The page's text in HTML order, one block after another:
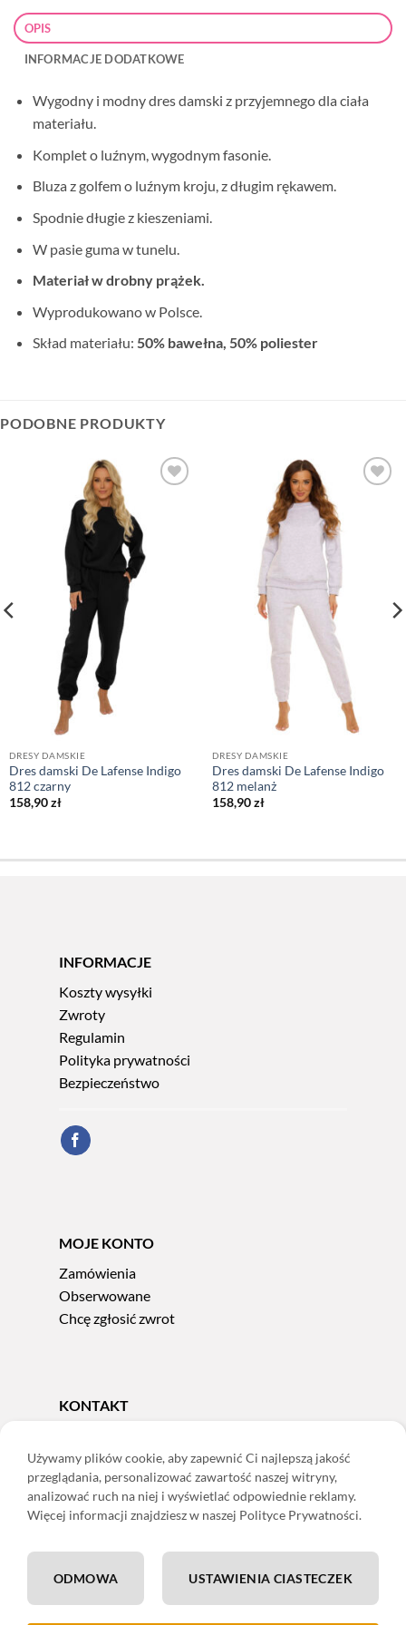
OPIS
INFORMACJE DODATKOWE
Wygodny i modny dres damski z przyjemnego dla ciała
materiału.
Komplet o luźnym, wygodnym fasonie.
Bluza z golfem o luźnym kroju, z długim rękawem.
Spodnie długie z kieszeniami.
W pasie guma w tunelu.
Materiał w drobny prążek.
Wyprodukowano w Polsce.
Skład materiału: 50% bawełna, 50% poliester
PODOBNE PRODUKTY
DRESY DAMSKIE
Dres damski De Lafense Indigo
812 czarny
158,90zł
DRESY DAMSKIE
Dres damski De Lafense Indigo
812 melanż
158,90zł
INFORMACJE
Koszty wysyłki
Zwroty
Regulamin
Polityka prywatności
Bezpieczeństwo
MOJE KONTO
Zamówienia
Obserwowane
Chcę zgłosić zwrot
KONTAKT
e-mail:sklep@adoris.pl
poniedziałek - piątek 8:00-16:00
Adoris Dorota Święcka
58-502 Jelenia Góra
Używamy plików cookie, aby zapewnić Ci najlepszą jakość
przeglądania, personalizować zawartość naszej witryny,
analizować ruch na niej i wyświetlać odpowiednie reklamy.
Więcej informacji znajdziesz w naszej Polityce Prywatności.
USTAWIENIA CIASTECZEK
ODMOWA